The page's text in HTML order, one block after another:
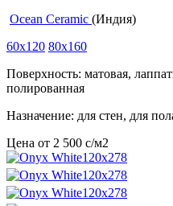
Ocean Ceramic (Индия)
60x120 80x160
Поверхность: матовая,
полированная
Назначение: для стен, для
Цена от 2 500 c/м2